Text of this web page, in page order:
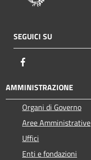
SEGUICI SU
AMMINISTRAZIONE
Organi di Governo
Aree Amministrative
Uffici
Enti e fondazioni